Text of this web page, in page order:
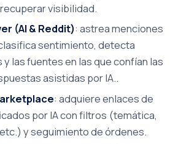
visibilidad.
(AI & Reddit): astrea menciones
sentimiento, detecta
las fuentes en las que confían las
asistidas por IA..
: adquiere enlaces de
por IA con filtros (temática,
y seguimiento de órdenes.